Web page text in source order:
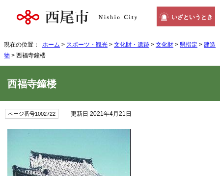
いざというとき
現在の位置： ホーム > スポーツ・観光 > 文化財・遺跡 > 文化財 > 県指定 > 建造
物 > 西福寺鐘楼
西福寺鐘楼
ページ番号1002722 更新日 2021年4月21日